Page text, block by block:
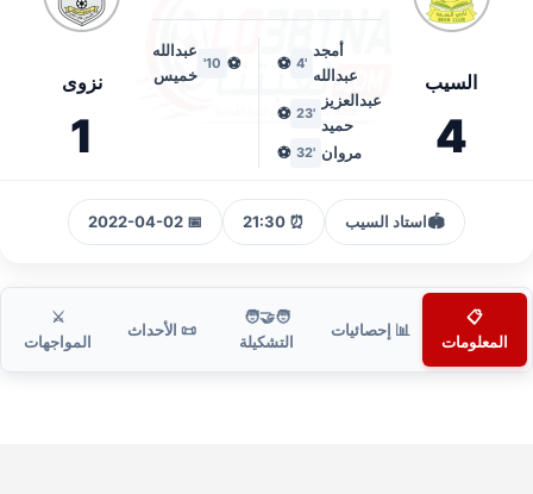
السيب
4
أمجد
عبدالله
'4
⚽
عبدالعزيز
حميد
'23
⚽
مروان '32
⚽
⚽
10'
عبدالله
خميس
نزوى
1
🏟️استاد السيب ⏰ 21:30
📅 2022-04-02
📋
المعلومات
📊 إحصائيات
🧑‍🤝‍🧑
التشكيلة
📜 الأحداث
⚔️
المواجهات